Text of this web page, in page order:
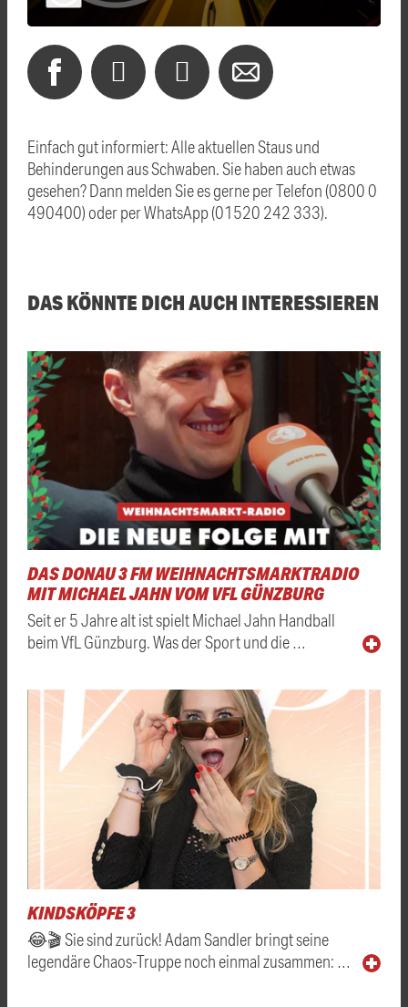
Einfach gut informiert: Alle aktuellen Staus und
Behinderungen aus Schwaben. Sie haben auch etwas
gesehen? Dann melden Sie es gerne per Telefon (0800 0
490400) oder per WhatsApp (01520 242 333).
DAS KÖNNTE DICH AUCH INTERESSIEREN
DAS DONAU 3 FM WEIHNACHTSMARKTRADIO
MIT MICHAEL JAHN VOM VFL GÜNZBURG
Seit er 5 Jahre alt ist spielt Michael Jahn Handball
beim VfL Günzburg. Was der Sport und die …
KINDSKÖPFE 3
😂🎬 Sie sind zurück! Adam Sandler bringt seine
legendäre Chaos-Truppe noch einmal zusammen: …